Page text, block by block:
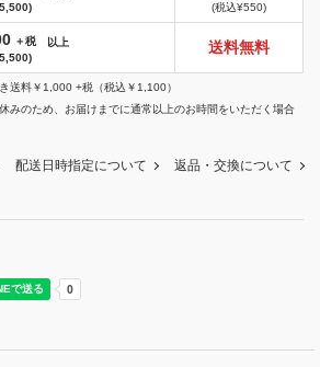
(税込¥550)
＋税
以上 送料無料
送料￥1,000 +税（税込￥1,100）
みのため、お届けまでに通常以上のお時間をいただく場合
配送日時指定について 返品・交換について